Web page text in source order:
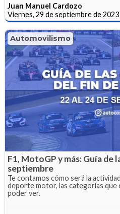
Juan Manuel Cardozo
Viernes, 29 de septiembre de 2023
Automovilismo
F1, MotoGP y más: Guía de
septiembre
Te contamos cómo será la
deporte motor, las categorías que
poder ver.